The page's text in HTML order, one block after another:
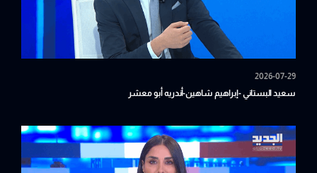
2026-07-29
سعيد البستاني -إبراهيم شاهين-أندريه أبو معشر